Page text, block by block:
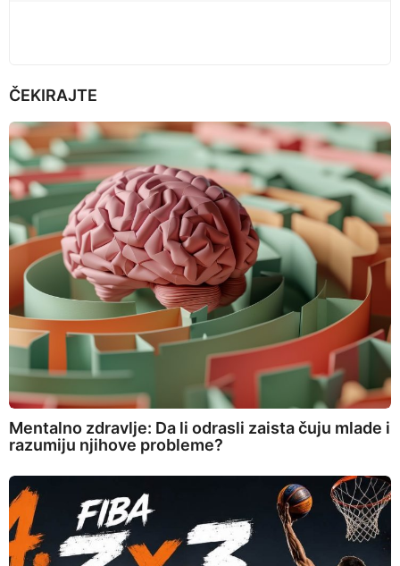
ČEKIRAJTE
Mentalno zdravlje: Da li odrasli zaista čuju mlade i
razumiju njihove probleme?